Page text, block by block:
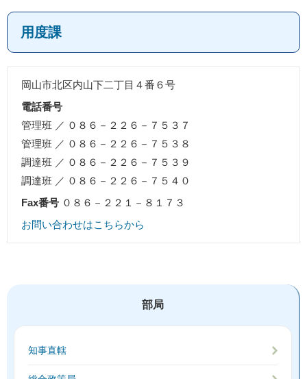
用度課
連
絡
先
岡山市北区内山下二丁目４番６号
電話番号
管理班 ／ ０８６－２２６－７５３７
管理班 ／ ０８６－２２６－７５３８
調達班 ／ ０８６－２２６－７５３９
調達班 ／ ０８６－２２６－７５４０
Fax番号 ０８６－２２１－８１７３
お問い合わせはこちらから
部局
知事直轄